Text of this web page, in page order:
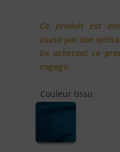
Ce produit est
cousu par une
En achetant ce
engagé.
Couleur tissu